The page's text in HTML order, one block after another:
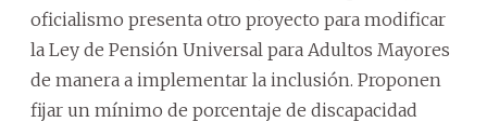
oficialismo presenta otro proyecto para modificar
la Ley de Pensión Universal para Adultos Mayores
de manera a implementar la inclusión. Proponen
fijar un mínimo de porcentaje de discapacidad